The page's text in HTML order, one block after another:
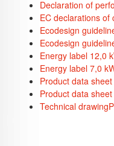
Declaration of
EC declarations of
Ecodesign
Ecodesign
Energy label 12,0
Energy label 7,0
Product data
Product data
Technical drawing